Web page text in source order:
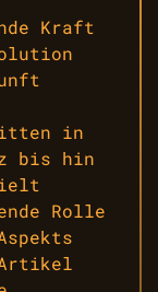
Kraft
in
bis hin
Rolle
Artikel